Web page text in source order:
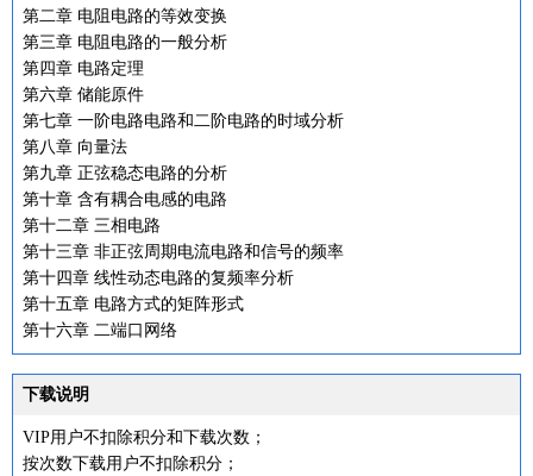
第二章 电阻电路的等效变换
第三章 电阻电路的一般分析
第四章 电路定理
第六章 储能原件
第七章 一阶电路电路和二阶电路的时域分析
第八章 向量法
第九章 正弦稳态电路的分析
第十章 含有耦合电感的电路
第十二章 三相电路
第十三章 非正弦周期电流电路和信号的频率
第十四章 线性动态电路的复频率分析
第十五章 电路方式的矩阵形式
第十六章 二端口网络
下载说明
VIP用户不扣除积分和下载次数；
按次数下载用户不扣除积分；